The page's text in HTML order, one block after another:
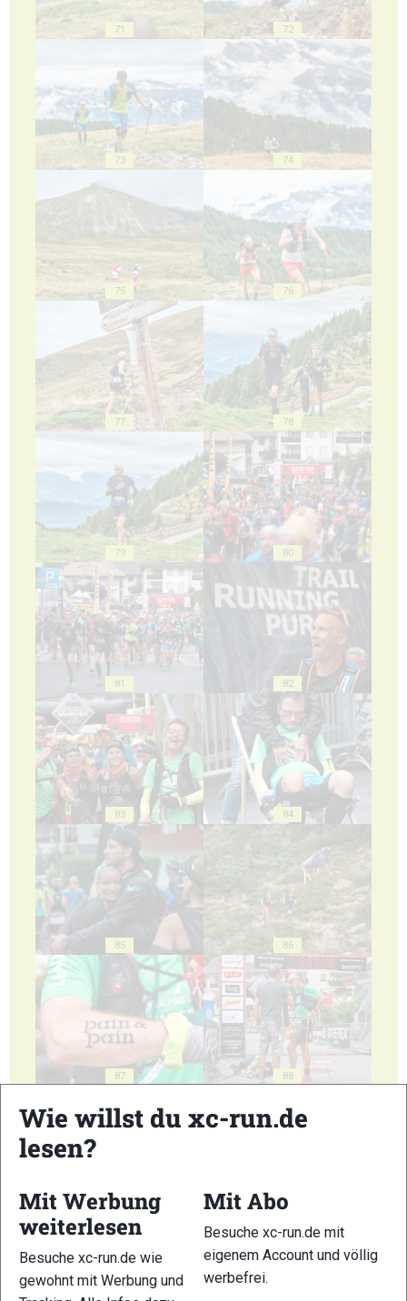
71 72
73 74
75 76
77 78
79 80
81 82
83 84
85 86
87 88
89 90
Wie willst du xc-run.de
lesen?
Mit Werbung
weiterlesen
Besuche xc-run.de wie
gewohnt mit Werbung und
Mit Abo
Besuche xc-run.de mit
eigenem Account und völlig
werbefrei.